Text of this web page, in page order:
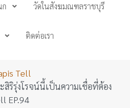
วัดในสังฆมณฑลราชบุรี
ติดต่อเรา
Tell
สิริรุ่งโรจน์นี้เป็นความเชื่อที่ต้อง
EP.94